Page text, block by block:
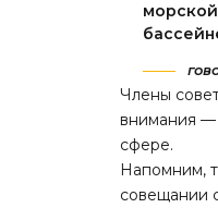
Члены
внимания —
сфере.
Напомним,
совещании